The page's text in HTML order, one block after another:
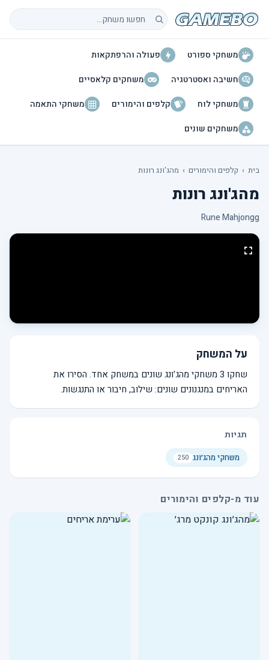
חיפוש משחקים
משחקי ספורט
פעולה והרפתקאות
חשיבה ואסטרטגיה
משחקים קלאסיים
משחקי לוח
קלפים והימורים
משחקי התאמה
משחקים שונים
בית › קלפים והימורים › מהג'ונג רונות
מהג'ונג רונות
Rune Mahjongg
על המשחק
שחקו 3 משחקי מהג'ונג שונים במשחק אחד. הסירו את
האריחים במנגנונים שונים: שילוב, חיבור או התנגשות.
תגיות
משחקי מהג׳ונג 250
עוד מ-קלפים והימורים